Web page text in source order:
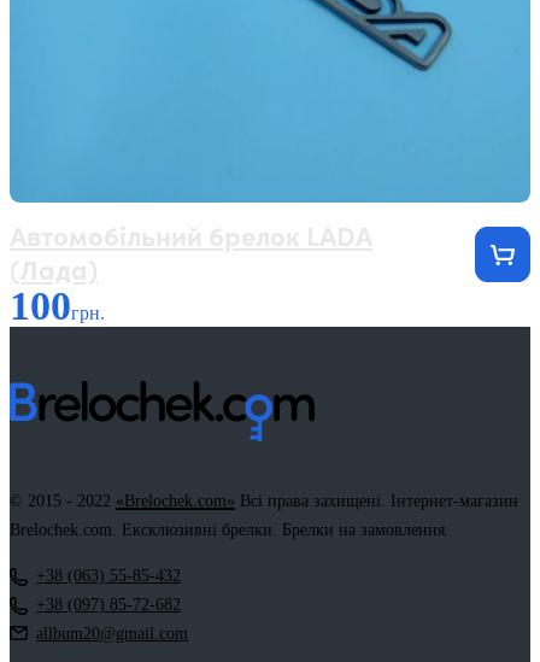
100грн.
© 2015 - 2022 «Brelochek.com» Всі права захищені. Інтернет-магазин
Brelochek.com. Ексклюзивні брелки. Брелки на замовлення.
+38 (063) 55-85-432
+38 (097) 85-72-682
allbum20@gmail.com